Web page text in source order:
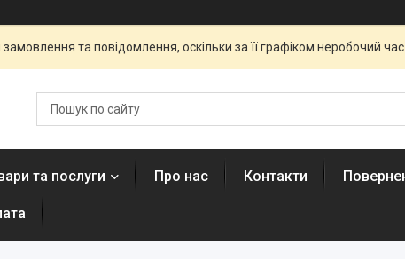
та повідомлення, оскільки за її графіком неробочий
та послуги Про нас Контакти